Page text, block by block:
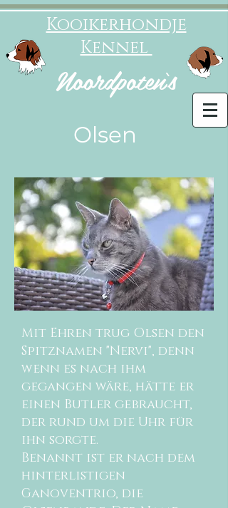
Kooikerhondje
Kennel
Noordpoten‘s
Mit Ehren trug Olsen den
Spitznamen "Nervi", denn
wenn es nach ihm
gegangen wäre, hätte er
einen Butler gebraucht,
der rund um die Uhr für
ihn sorgte.
Benannt ist er nach dem
hinterlistigen
Ganoventrio, die
Olsen